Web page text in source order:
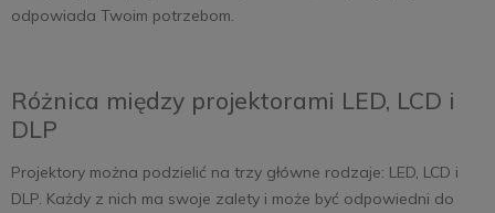
odpowiada Twoim potrzebom.
Różnica między projektorami LED, LCD i
DLP
Projektory można podzielić na trzy główne rodzaje: LED, LCD i
DLP. Każdy z nich ma swoje zalety i może być odpowiedni do